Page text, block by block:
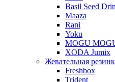
Basil Seed
Maaza
Rani
Yoku
MOGU
XODA Jumix
Жевательная
Freshbox
Trident